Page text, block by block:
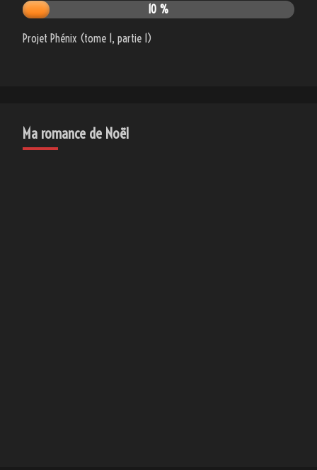
10 %
Projet Phénix (tome 1, partie 1)
Ma romance de Noël